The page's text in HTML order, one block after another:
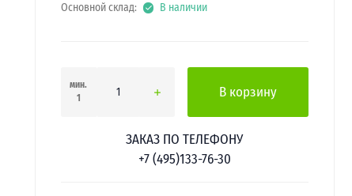
Основной склад: В наличии
мин.
1
В корзину
ЗАКАЗ ПО ТЕЛЕФОНУ
+7 (495)133-76-30